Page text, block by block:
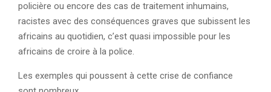
policière ou encore des cas de traitement inhumains,
racistes avec des conséquences graves que subissent les
africains au quotidien, c’est quasi impossible pour les
africains de croire à la police.
Les exemples qui poussent à cette crise de confiance